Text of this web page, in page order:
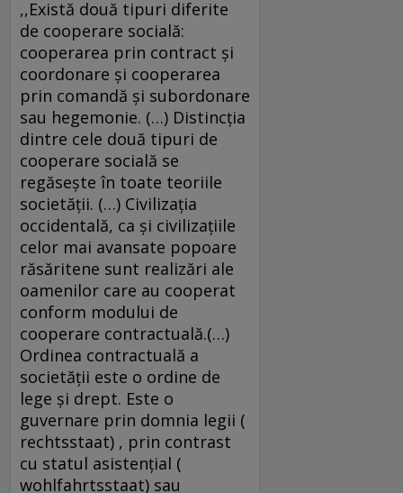
,,Există două tipuri diferite
de cooperare socială:
cooperarea prin contract și
coordonare și cooperarea
prin comandă și subordonare
sau hegemonie. (…) Distincția
dintre cele două tipuri de
cooperare socială se
regăsește în toate teoriile
societății. (…) Civilizația
occidentală, ca și civilizațiile
celor mai avansate popoare
răsăritene sunt realizări ale
oamenilor care au cooperat
conform modului de
cooperare contractuală.(…)
Ordinea contractuală a
societății este o ordine de
lege și drept. Este o
guvernare prin domnia legii (
rechtsstaat) , prin contrast
cu statul asistențial (
wohlfahrtsstaat) sau